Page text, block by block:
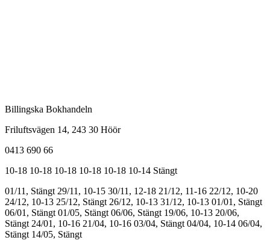
Billingska Bokhandeln
Friluftsvägen 14, 243 30 Höör
0413 690 66
10-18 10-18 10-18 10-18 10-18 10-14 Stängt
01/11, Stängt 29/11, 10-15 30/11, 12-18 21/12, 11-16 22/12, 10-20
24/12, 10-13 25/12, Stängt 26/12, 10-13 31/12, 10-13 01/01, Stängt
06/01, Stängt 01/05, Stängt 06/06, Stängt 19/06, 10-13 20/06,
Stängt 24/01, 10-16 21/04, 10-16 03/04, Stängt 04/04, 10-14 06/04,
Stängt 14/05, Stängt